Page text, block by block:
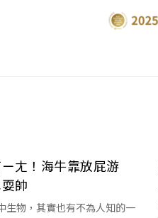
ㄤ！海牛靠放屁游
帥
生物，其實也有不為人知的一